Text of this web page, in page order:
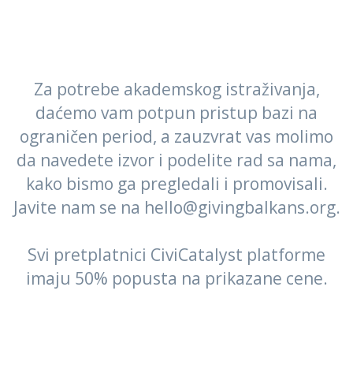
Za potrebe akademskog istraživanja,
daćemo vam potpun pristup bazi na
ograničen period, a zauzvrat vas molimo
da navedete izvor i podelite rad sa nama,
kako bismo ga pregledali i promovisali.
Javite nam se na hello@givingbalkans.org.
Svi pretplatnici CiviCatalyst platforme
imaju 50% popusta na prikazane cene.